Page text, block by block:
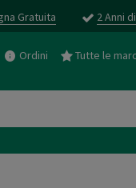
Gratuita 2 Anni
Ordini Tutte le